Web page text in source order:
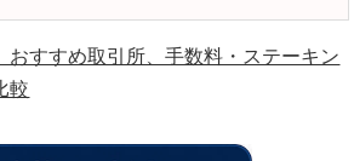
おすすめ取引所、手数料・ステーキン
較